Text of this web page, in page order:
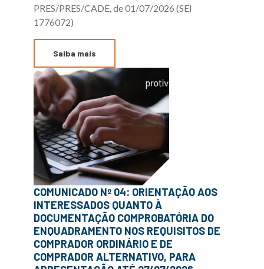
PRES/PRES/CADE, de 01/07/2026 (SEI
1776072)
Saiba mais
COMUNICADO Nº 04: ORIENTAÇÃO AOS
INTERESSADOS QUANTO À
DOCUMENTAÇÃO COMPROBATÓRIA DO
ENQUADRAMENTO NOS REQUISITOS DE
COMPRADOR ORDINÁRIO E DE
COMPRADOR ALTERNATIVO, PARA